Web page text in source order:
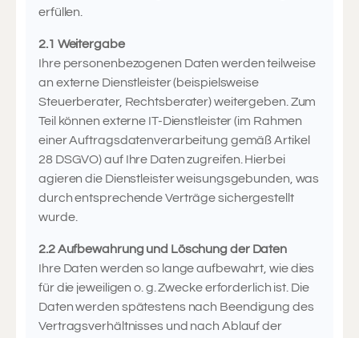
erfüllen.
2.1 Weitergabe
Ihre personenbezogenen Daten werden teilweise
an externe Dienstleister (beispielsweise
Steuerberater, Rechtsberater) weitergeben. Zum
Teil können externe IT-Dienstleister (im Rahmen
einer Auftragsdatenverarbeitung gemäß Artikel
28 DSGVO) auf Ihre Daten zugreifen. Hierbei
agieren die Dienstleister weisungsgebunden, was
durch entsprechende Verträge sichergestellt
wurde.
2.2 Aufbewahrung und Löschung der Daten
Ihre Daten werden so lange aufbewahrt, wie dies
für die jeweiligen o. g. Zwecke erforderlich ist. Die
Daten werden spätestens nach Beendigung des
Vertragsverhältnisses und nach Ablauf der